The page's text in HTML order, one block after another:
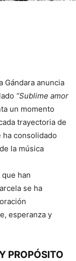
Gándara anuncia
“Sublime amor
un momento
trayectoria de
ha consolidado
la música
han
se ha
esperanza y
PROPÓSITO